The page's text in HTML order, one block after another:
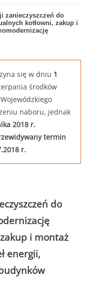
zanieczyszczeń do
kotłowni, zakup i
się w dniu 1
środków
naboru, jednak
2018 r.
termin
r.
do
i montaż
energii,